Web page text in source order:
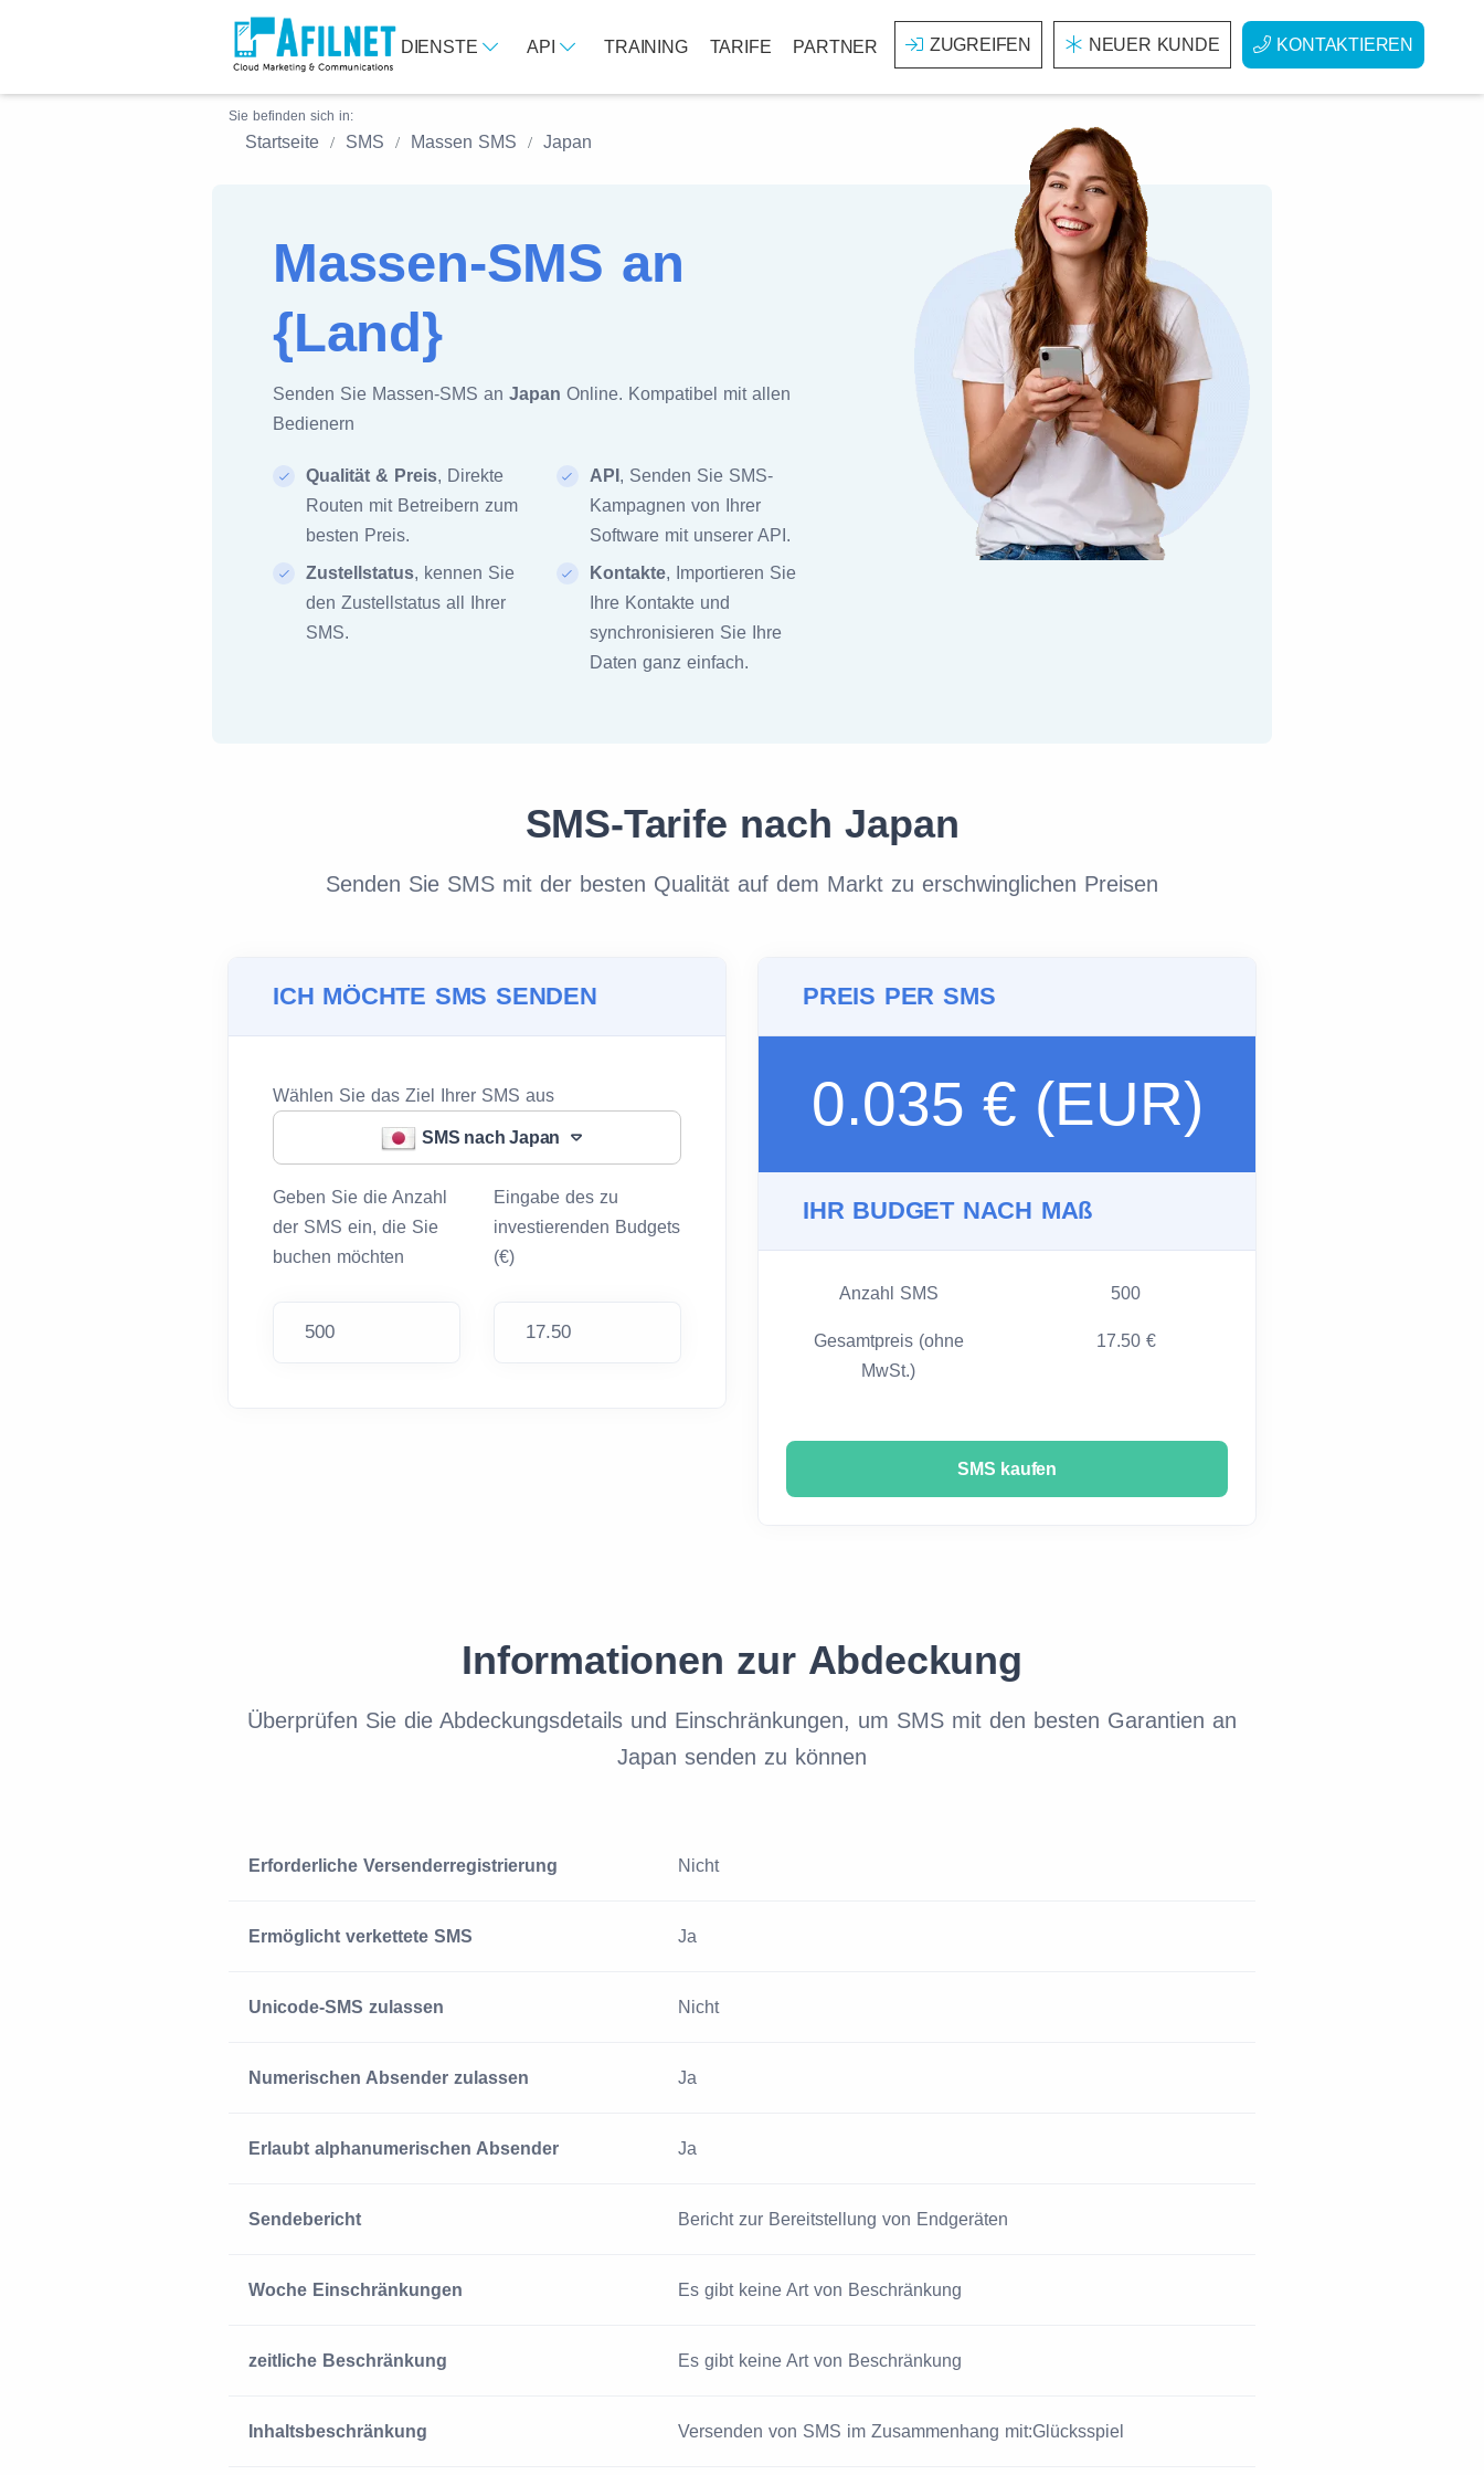
DIENSTE API TRAINING TARIFE PARTNER ZUGREIFEN NEUER KUNDE KONTAKTIEREN
Sie befinden sich in:
Startseite SMS Massen SMS Japan
Massen-SMS an
{Land}
Senden Sie Massen-SMS an Japan Online. Kompatibel mit allen
Bedienern
Qualität & Preis, Direkte
Routen mit Betreibern zum
besten Preis.
Zustellstatus, kennen Sie
den Zustellstatus all Ihrer
SMS.
API , Senden Sie SMS-
Kampagnen von Ihrer
Software mit unserer API.
Kontakte, Importieren Sie
Ihre Kontakte und
synchronisieren Sie Ihre
Daten ganz einfach.
SMS-Tarife nach Japan
Senden Sie SMS mit der besten Qualität auf dem Markt zu erschwinglichen Preisen
ICH MÖCHTE SMS SENDEN
Wählen Sie das Ziel Ihrer SMS aus
SMS nach Japan
Geben Sie die Anzahl
der SMS ein, die Sie
buchen möchten
Eingabe des zu
investierenden Budgets
(€)
PREIS PER SMS
0.035 € (EUR)
IHR BUDGET NACH MAß
Anzahl SMS 500
Gesamtpreis (ohne
MwSt.)
17.50 €
SMS kaufen
Informationen zur Abdeckung
Überprüfen Sie die Abdeckungsdetails und Einschränkungen, um SMS mit den besten Garantien an
Japan senden zu können
Erforderliche Versenderregistrierung Nicht
Ermöglicht verkettete SMS Ja
Unicode-SMS zulassen Nicht
Numerischen Absender zulassen Ja
Erlaubt alphanumerischen Absender Ja
Sendebericht Bericht zur Bereitstellung von Endgeräten
Woche Einschränkungen Es gibt keine Art von Beschränkung
zeitliche Beschränkung Es gibt keine Art von Beschränkung
Inhaltsbeschränkung Versenden von SMS im Zusammenhang mit:Glücksspiel